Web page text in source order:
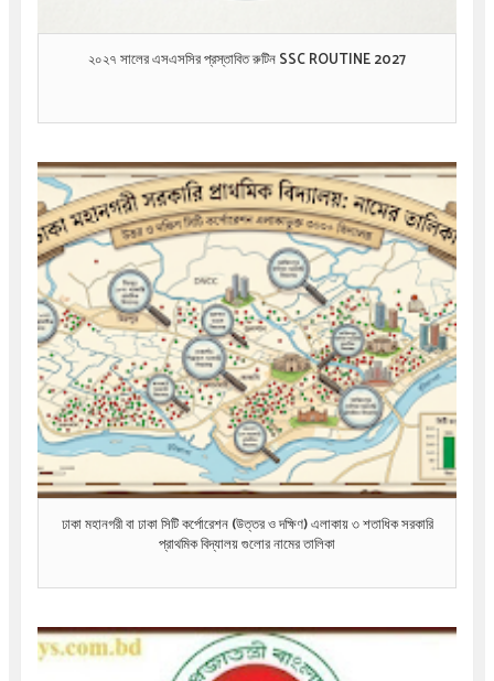
২০২৭ সালের এসএসসির প্রস্তাবিত রুটিন SSC ROUTINE 2027
ঢাকা মহানগরী বা ঢাকা সিটি কর্পোরেশন (উত্তর ও দক্ষিণ) এলাকায় ৩ শতাধিক সরকারি
প্রাথমিক বিদ্যালয় গুলোর নামের তালিকা